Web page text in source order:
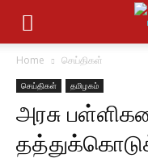
Home செய்திகள்
செய்திகள் தமிழகம்
அரசு